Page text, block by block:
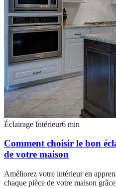
Éclairage Intérieur6 min
Comment choisir le bon
de votre maison
Améliorez votre intérieur en
chaque pièce de votre maison